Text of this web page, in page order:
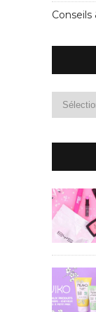
Conseils